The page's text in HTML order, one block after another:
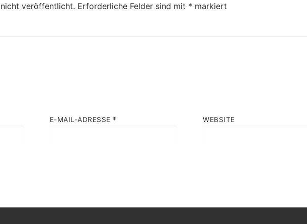
veröffentlicht. Erforderliche Felder sind mit * markiert
E-MAIL-ADRESSE * WEBSITE